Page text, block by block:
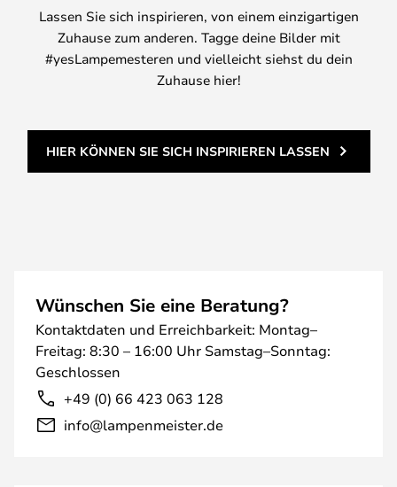
Lassen Sie sich inspirieren, von einem einzigartigen
Zuhause zum anderen. Tagge deine Bilder mit
#yesLampemesteren und vielleicht siehst du dein
Zuhause hier!
HIER KÖNNEN SIE SICH INSPIRIEREN LASSEN
Wünschen Sie eine Beratung?
Kontaktdaten und Erreichbarkeit: Montag–
Freitag: 8:30 – 16:00 Uhr Samstag–Sonntag:
Geschlossen
+49 (0) 66 423 063 128
info@lampenmeister.de